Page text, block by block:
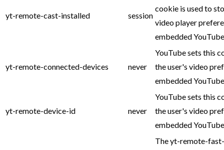
yt-remote-cast-installed session
cookie is used to
video player
embedded
yt-remote-connected-devices never
YouTube sets this
the user's video
embedded
yt-remote-device-id never
YouTube sets this
the user's video
embedded
The yt-remote-